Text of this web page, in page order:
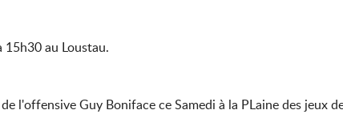
15h30 au Loustau.
l'offensive Guy Boniface ce Samedi à la PLaine des jeux